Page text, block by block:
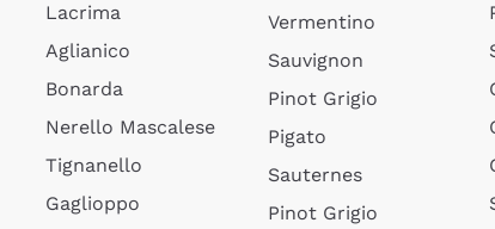
Lacrima
Aglianico
Bonarda
Nerello Mascalese
Tignanello
Gaglioppo
Vermentino
Sauvignon
Pinot Grigio
Pigato
Sauternes
Pinot Grigio